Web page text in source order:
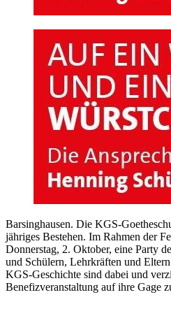
Barsinghausen. Die KGS-
jähriges Bestehen. Im Rahmen der
Donnerstag, 2. Oktober, eine Party
und Schülern, Lehrkräften und
KGS-Geschichte sind dabei und
Benefizveranstaltung auf ihre Gage